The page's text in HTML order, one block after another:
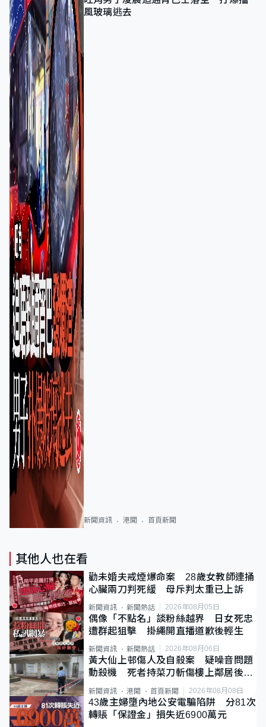
風玻璃逃去
新聞資訊 港聞 首頁新聞
其他人也在看
勸未婚夫戒煙爆命案 28歲女教師連捅
心臟兩刀判死緩 母斥判太重已上訴
新聞資訊 新聞熱話 2026年08月05日
偶像「不點名」談粉絲越界 日女死忠
遭群起狙擊 掛繩開直播道歉後輕生
新聞資訊 新聞熱話 2026年08月06日
黃大仙上邨傷人及自殺案 疑噪音問題
動殺機 死者持菜刀斬傷樓上鄰居後墮
新聞資訊 港聞 首頁新聞 2026年08月08日
43歲主婦墮內地公安電騙陷阱 分81次
轉賬「保證金」損失近6900萬元